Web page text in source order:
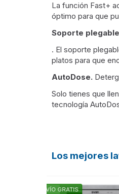
La función Fast+
óptimo para que
Soporte
. El soporte
platos para que
AutoDose.
Solo tienes que
tecnología
Los mejores
ENVÍO GRATIS